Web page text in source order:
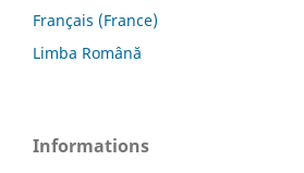
Français (France)
Limba Română
Informations